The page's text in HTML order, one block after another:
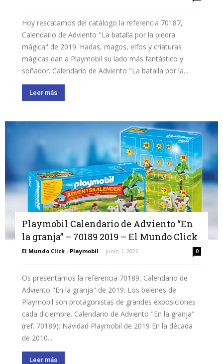
Hoy rescatamos del catálogo la referencia 70187,
Calendario de Adviento "La batalla por la piedra
mágica" de 2019. Hadas, magos, elfos y criaturas
mágicas dan a Playmobil su lado más fantástico y
soñador. Calendario de Adviento "La batalla por la...
Leer más
Playmobil Calendario de Adviento “En
la granja” – 70189 2019 – El Mundo Click
El Mundo Click - Playmobil - junio 1, 2026 0
Os presentamos la referencia 70189, Calendario de
Adviento "En la granja" de 2019. Los belenes de
Playmobil son protagonistas de grandes exposiciones
cada diciembre. Calendario de Adviento "En la granja"
(ref. 70189): Navidad Playmobil de 2019 En la década
de 2010...
Leer más